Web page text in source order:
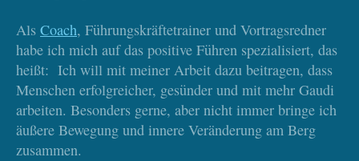
unterwegs ist, muss natürlich auch dem Kind ein LVS-Gerät
umziehen. Und geht am besten mit einem Bergführer, wenn er
sich nicht besonders gut auskennt. Bei älteren Kindern darf
dann ruhig auch die Schaufel und die Sonde dazu kommen, das
macht die Kinder ja auch stolz.
Als Coach, Führungskräftetrainer und Vortragsredner
habe ich mich auf das positive Führen spezialisiert, das
heißt: Ich will mit meiner Arbeit dazu beitragen, dass
Menschen erfolgreicher, gesünder und mit mehr Gaudi
arbeiten. Besonders gerne, aber nicht immer bringe ich
äußere Bewegung und innere Veränderung am Berg
zusammen.